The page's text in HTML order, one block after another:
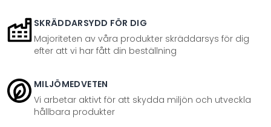
SKRÄDDARSYDD FÖR DIG
Majoriteten av våra produkter skräddarsys för dig
efter att vi har fått din beställning
MILJÖMEDVETEN
Vi arbetar aktivt för att skydda miljön och utveckla
hållbara produkter